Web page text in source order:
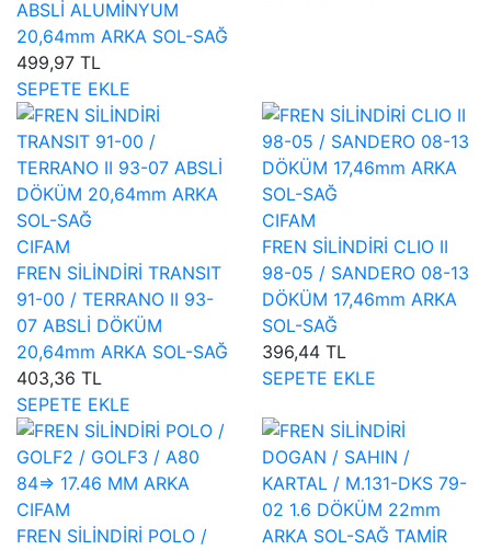
ABSLİ ALUMİNYUM
20,64mm ARKA SOL-SAĞ
499,97 TL
SEPETE EKLE
CIFAM
FREN SİLİNDİRİ TRANSIT
91-00 / TERRANO II 93-
07 ABSLİ DÖKÜM
20,64mm ARKA SOL-SAĞ
403,36 TL
SEPETE EKLE
CIFAM
FREN SİLİNDİRİ CLIO II
98-05 / SANDERO 08-13
DÖKÜM 17,46mm ARKA
SOL-SAĞ
396,44 TL
SEPETE EKLE
CIFAM
FREN SİLİNDİRİ POLO /